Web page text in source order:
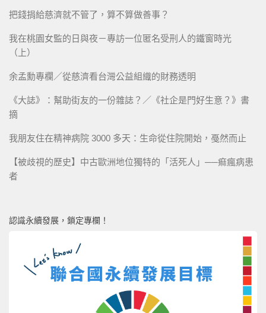
把錢捐給慈濟就不管了，算不算做善事？
我在桃園女監的日與夜－專訪一位匿名受刑人的鐵窗時光
（上）
余孟勳專欄／從慈濟看台灣公益組織的財務透明
《大誌》：幫助街友的一份雜誌？／《社企是門好生意？》書
摘
我朋友住在精神病院 3000 多天：生命從住院開始，戞然而止
【被歧視的歷史】中古歐洲地位獨特的「活死人」──痲瘋病患
者
認識永續發展，鎖定專欄！